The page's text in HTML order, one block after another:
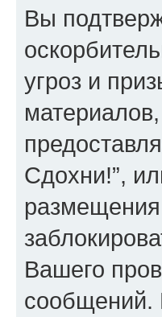
Вы
угроз и
Сдохни!”,
Вашего
сообщений.